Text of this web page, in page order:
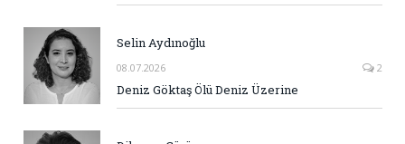
Selin Aydınoğlu
08.07.2026 2
Deniz Göktaş Ölü Deniz Üzerine